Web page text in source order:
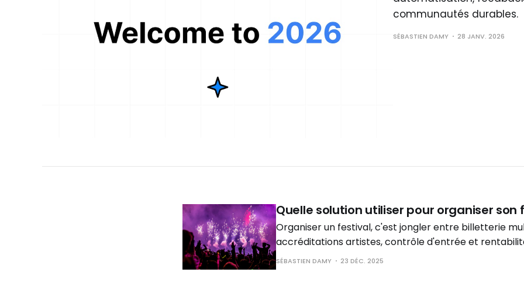
communautés durables.
SÉBASTIEN DAMY 28 JANV. 2026
Quelle solution utiliser pour organiser son
Organiser un festival, c'est jongler entre billetterie
accréditations artistes, contrôle d'entrée et
comment centraliser toute la gestion de ton festival
SÉBASTIEN DAMY 23 DÉC. 2025